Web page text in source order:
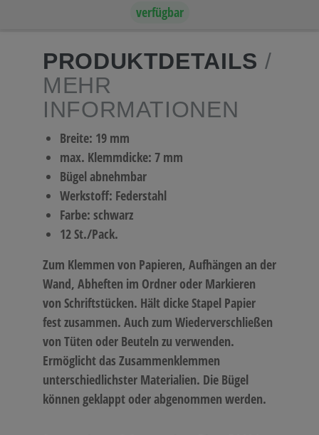
verfügbar
PRODUKTDETAILS /
MEHR
INFORMATIONEN
Breite: 19 mm
max. Klemmdicke: 7 mm
Bügel abnehmbar
Werkstoff: Federstahl
Farbe: schwarz
12 St./Pack.
Zum Klemmen von Papieren, Aufhängen an der
Wand, Abheften im Ordner oder Markieren
von Schriftstücken. Hält dicke Stapel Papier
fest zusammen. Auch zum Wiederverschließen
von Tüten oder Beuteln zu verwenden.
Ermöglicht das Zusammenklemmen
unterschiedlichster Materialien. Die Bügel
können geklappt oder abgenommen werden.